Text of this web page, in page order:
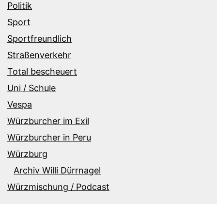
Politik
Sport
Sportfreundlich
Straßenverkehr
Total bescheuert
Uni / Schule
Vespa
Würzburcher im Exil
Würzburcher in Peru
Würzburg
Archiv Willi Dürrnagel
Würzmischung / Podcast